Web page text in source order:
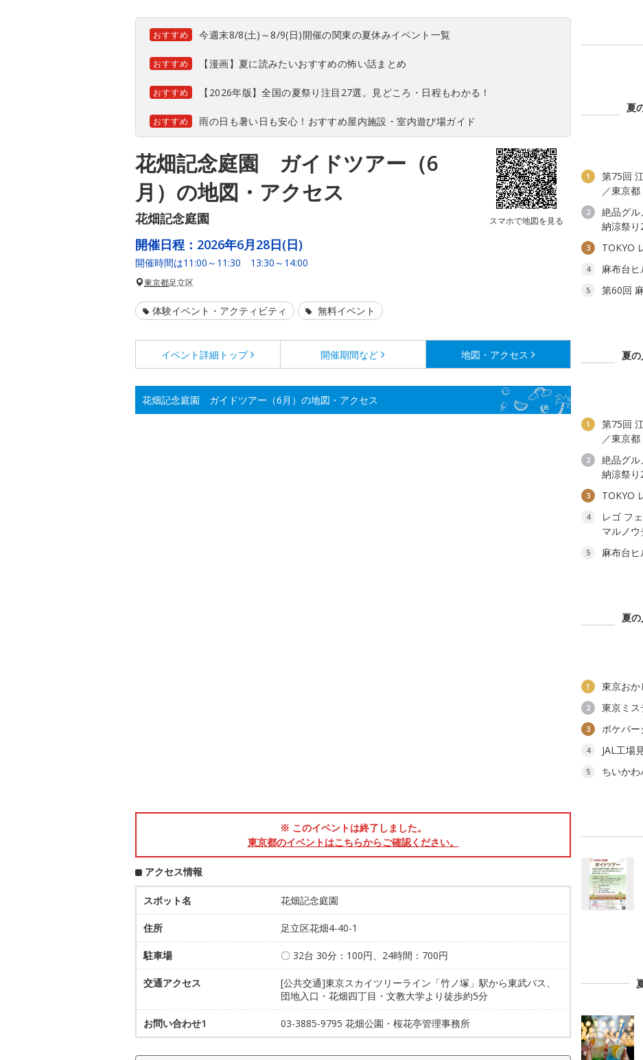
おすすめ 今週末8/8(土)～8/9(日)開催の関東の夏休みイベント一覧
おすすめ 【漫画】夏に読みたいおすすめの怖い話まとめ
おすすめ 【2026年版】全国の夏祭り注目27選。見どころ・日程もわかる！
おすすめ 雨の日も暑い日も安心！おすすめ屋内施設・室内遊び場ガイド
花畑記念庭園 ガイドツアー（6
月）の地図・アクセス
花畑記念庭園 スマホで地図を見る
開催日程： 2026年6月28日(日)
開催時間は11:00～11:30 13:30～14:00
東京都足立区
体験イベント・アクティビティ 無料イベント
イベント詳細 トップ 開催期間など 地図・アクセス
花畑記念庭園 ガイドツアー（6月）の地図・アクセス
※ このイベントは終了しました。
東京都のイベントはこちらからご確認ください。
アクセス情報
スポット名 花畑記念庭園
住所 足立区花畑4-40-1
駐車場 〇 32台 30分：100円、24時間：700円
交通アクセス
[公共交通]東京スカイツリーライン「竹ノ塚」駅から東武バス、
団地入口・花畑四丁目・文教大学より徒歩約5分
お問い合わせ1 03-3885-9795 花畑公園・桜花亭管理事務所
夏
1
第75回
／東京都
2
絶品グ
納涼祭
3 TOKYO
4 麻布台
5
第60回
夏
1
第75回
／東京都
2
絶品グ
納涼祭
3 TOKYO
4
レゴ フ
マルノ
5
麻布台
夏
1 東京お
2 東京ミ
3 ポケパ
4 JAL工場
5
ちいか